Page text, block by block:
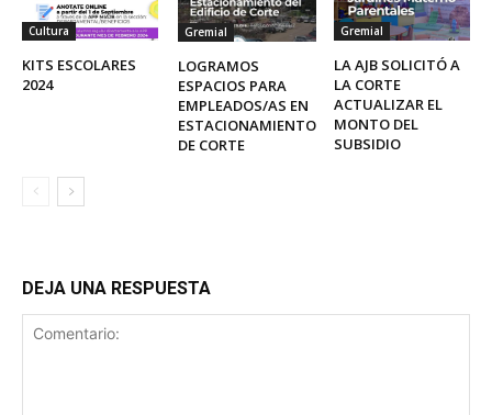
Cultura
KITS ESCOLARES
2024
Gremial
LOGRAMOS
ESPACIOS PARA
EMPLEADOS/AS EN
ESTACIONAMIENTO
DE CORTE
Gremial
LA AJB SOLICITÓ A
LA CORTE
ACTUALIZAR EL
MONTO DEL
SUBSIDIO
DEJA UNA RESPUESTA